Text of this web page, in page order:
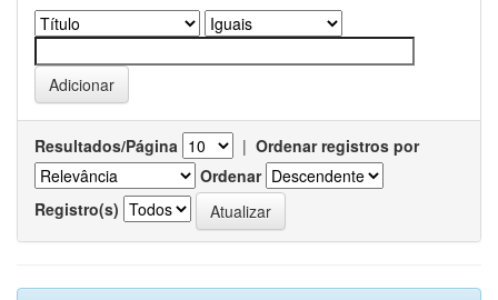
Resultados/Página | Ordenar registros por
Ordenar
Registro(s)